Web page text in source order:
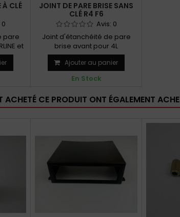
À CLÉ
0
pare
et
JOINT DE PARE BRISE SANS
CLÉ R4 F6
Avis: 0
Joint d'étanchéité de pare
brise avant pour 4L
FOURGONNETTE F6
Ajouter au panier
En Stock
ACHETÉ CE PRODUIT ONT ÉGALEMENT